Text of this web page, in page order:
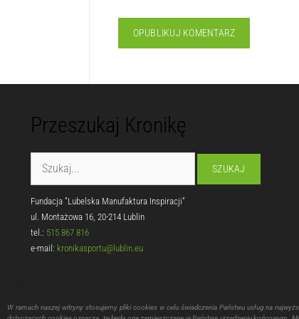
Przeszukaj Kronikę
Fundacja "Lubelska Manufaktura Inspiracji"
ul. Montażowa 16, 20-214 Lublin
tel.: 515 867 816
e-mail: kronikasportu@lublin.eu
W ramach naszej witryny stosujemy pliki cookies w celu świadczenia Państwu usług na